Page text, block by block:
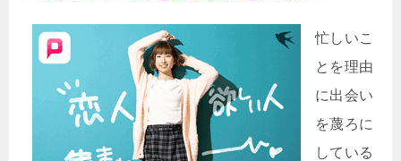
忙しいこ
とを理由
に出会い
を蔑ろに
している